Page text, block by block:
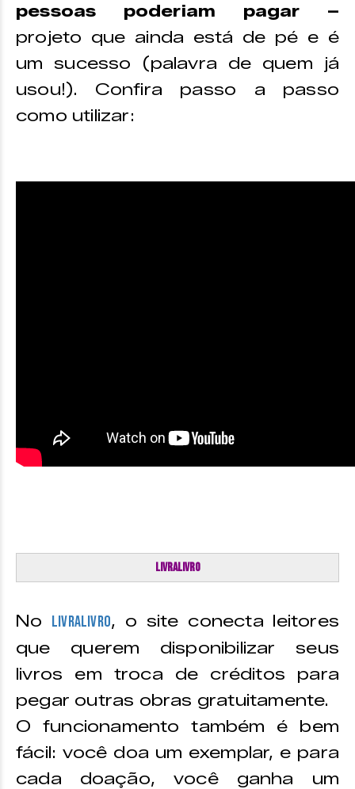
pessoas poderiam pagar –
projeto que ainda está de pé e é
um sucesso (palavra de quem já
usou!). Confira passo a passo
como utilizar:
LivraLivro
No LivraLivro, o site conecta leitores
que querem disponibilizar seus
livros em troca de créditos para
pegar outras obras gratuitamente.
O funcionamento também é bem
fácil: você doa um exemplar, e para
cada doação, você ganha um